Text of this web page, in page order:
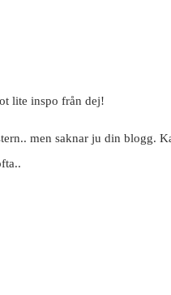
lite inspo från dej!
men saknar ju din blogg.